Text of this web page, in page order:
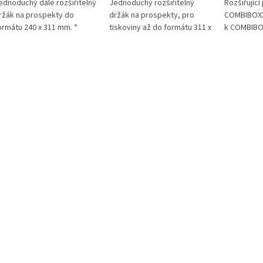
dále rozšiřitelný
na prospekty do
240 x 311 mm. *
Jednoduchý rozšiřitelný
držák na prospekty, pro
tiskoviny až do formátu 311 x
Rozšiřující
k